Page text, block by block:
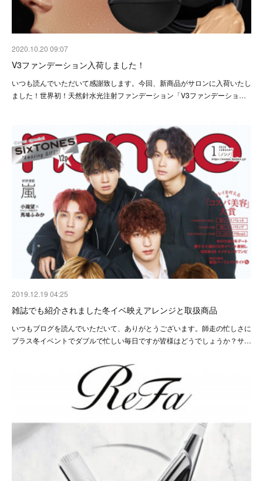
2020.10.20 09:07
V3ファンデーション入荷しました！
いつも読んでいただいて感謝致します。今回、新商品がサロンに入荷いたし
ました！世界初！天然針水光注射ファンデーション「V3ファンデーショ…
2019.12.19 04:25
雑誌でも紹介されました冬イベ映えアレンジと取扱商品
いつもブログを読んでいただいて、ありがとうございます。師走の忙しさに
プラス冬イベントでダブルで忙しい毎日ですが皆様はどうでしょうか？サ…